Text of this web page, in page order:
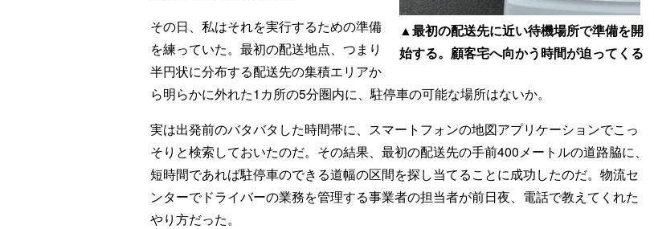
▲最初の配送先に近い待機場所で準備を開
始する。顧客宅へ向かう時間が迫ってくる
その日、私はそれを実行するための準備
を練っていた。最初の配送地点、つまり
半円状に分布する配送先の集積エリアか
ら明らかに外れた1カ所の5分圏内に、駐停車の可能な場所はないか。
実は出発前のバタバタした時間帯に、スマートフォンの地図アプリケーションでこっ
そりと検索しておいたのだ。その結果、最初の配送先の手前400メートルの道路脇に、
短時間であれば駐停車のできる道幅の区間を探し当てることに成功したのだ。物流セ
ンターでドライバーの業務を管理する事業者の担当者が前日夜、電話で教えてくれた
やり方だった。